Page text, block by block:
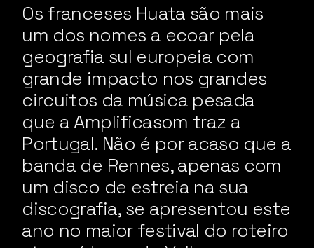
Os franceses Huata são mais
um dos nomes a ecoar pela
geografia sul europeia com
grande impacto nos grandes
circuitos da música pesada
que a Amplificasom traz a
Portugal. Não é por acaso que a
banda de Rennes, apenas com
um disco de estreia na sua
discografia, se apresentou este
ano no maior festival do roteiro